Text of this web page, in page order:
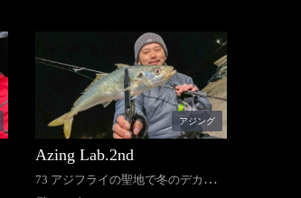
アジング
Azing Lab.2nd
73 アジフライの聖地で冬のデカア